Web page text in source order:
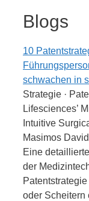
Blogs
10
schwachen in
Strategie ·
Lifesciences’
Intuitive
Masimos
Eine
der
oder Scheitern